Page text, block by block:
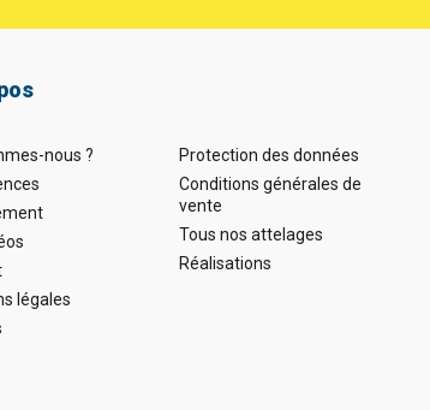
nous ?
légales
Protection des données
Conditions générales de
vente
Tous nos attelages
Réalisations